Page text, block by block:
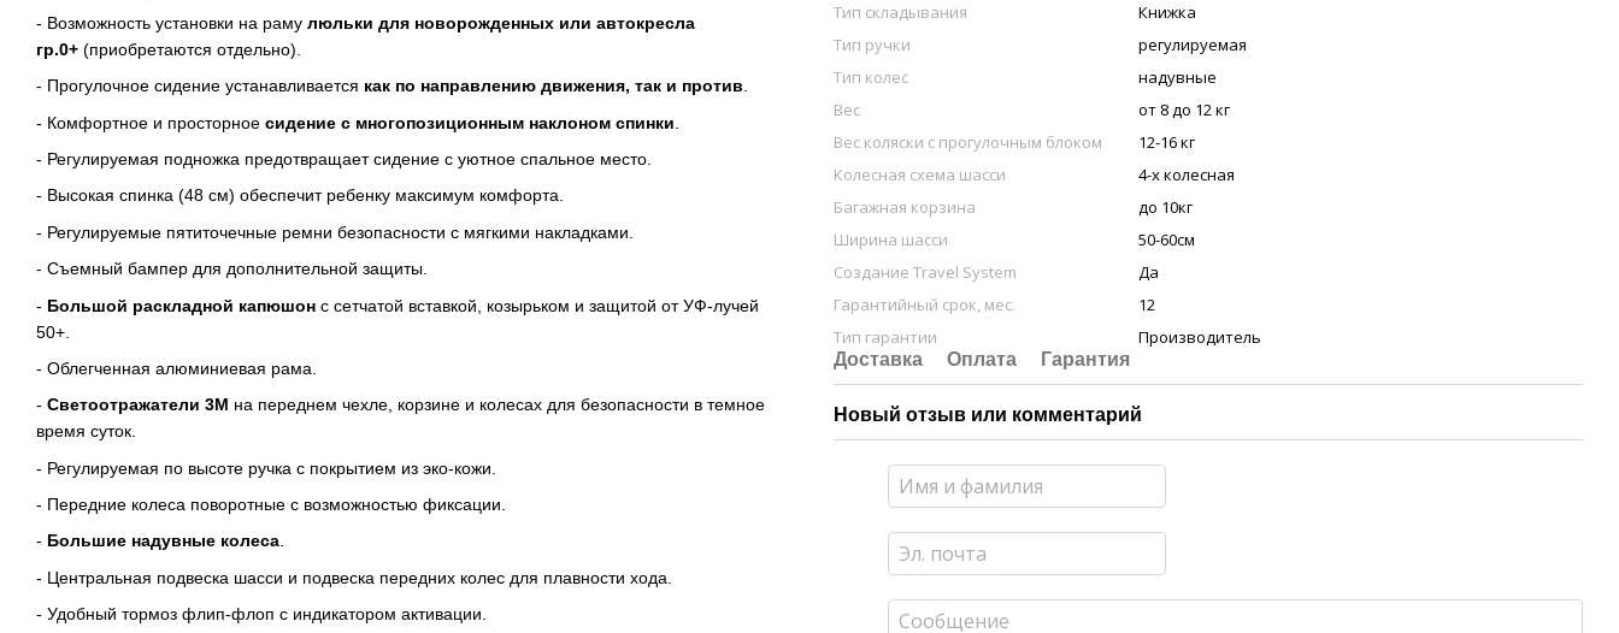
- Возможность установки на раму люльки для новорожденных или автокресла
гр.0+ (приобретаются отдельно).
- Прогулочное сидение устанавливается как по направлению движения, так и против
- Комфортное и просторное сидение с многопозиционным наклоном спинки
- Регулируемая подножка предотвращает сидение с уютное спальное место.
- Высокая спинка (48 см) обеспечит ребенку максимум комфорта.
- Регулируемые пятиточечные ремни безопасности с мягкими накладками.
- Съемный бампер для дополнительной защиты.
- Большой раскладной капюшон с сетчатой вставкой, козырьком и защитой от УФ-лучей
50+.
- Облегченная алюминиевая рама.
- Светоотражатели 3M на переднем чехле, корзине и колесах для безопасности в темное
время суток.
- Регулируемая по высоте ручка с покрытием из эко-кожи.
- Передние колеса поворотные с возможностью фиксации.
- Большие надувные колеса.
- Центральная подвеска шасси и подвеска передних колес для плавности хода.
- Удобный тормоз флип-флоп с индикатором активации.
Тип складывания
Книжка
Тип ручки
регулируемая
Тип колес
надувные
Вес
от 8 до 12 кг
Вес коляски с прогулочным блоком
12-16 кг
Колесная схема шасси
4-х колесная
Багажная корзина
до 10кг
Ширина шасси
50-60см
Создание Travel System
Да
Гарантийный срок, мес.
12
Тип гарантии
Производитель
Доставка Оплата Гарантия
Новый отзыв или комментарий